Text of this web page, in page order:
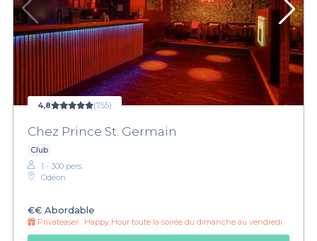
4,8 (755)
Chez Prince St. Germain
Club
1 - 300 pers.
Odéon
€€ Abordable
Privateaser : Happy Hour toute la soirée du dimanche au vendredi